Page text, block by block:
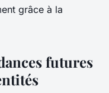
grâce à la
futures